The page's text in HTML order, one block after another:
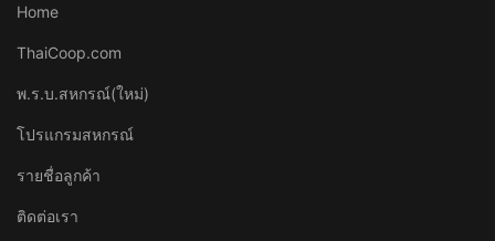
Home
ThaiCoop.com
พ.ร.บ.สหกรณ์(ใหม่)
โปรแกรมสหกรณ์
รายชื่อลูกค้า
ติดต่อเรา